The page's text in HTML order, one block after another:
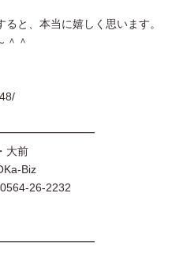
と、本当に嬉しく思います。
＾＾
前
Biz
26-2232